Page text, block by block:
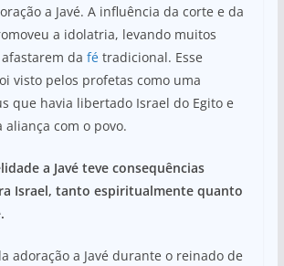
a Javé. A influência da corte e da
a idolatria, levando muitos
da fétradicional. Esse
visto pelos profetas como uma
que havia libertado Israel do Egito e
aliança com o povo.
a Javé teve consequências
Israel, tanto espiritualmente quanto
adoração a Javé durante o reinado de